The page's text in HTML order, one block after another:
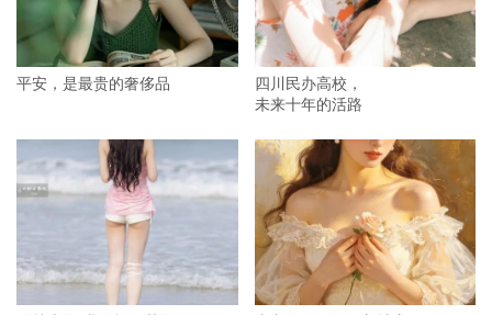
平安，是最贵的奢侈品
四川民办高校，
未来十年的活路